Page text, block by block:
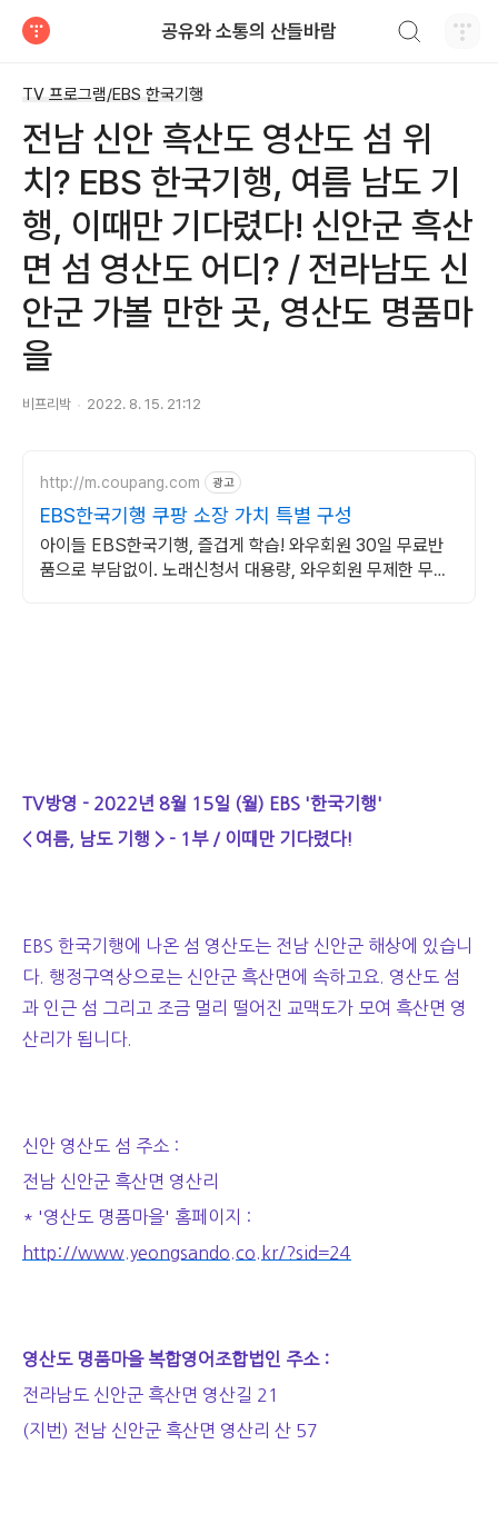
공유와 소통의 산들바람
TV 프로그램/EBS 한국기행
전남 신안 흑산도 영산도 섬 위
치? EBS 한국기행, 여름 남도 기
행, 이때만 기다렸다! 신안군 흑산
면 섬 영산도 어디? / 전라남도 신
안군 가볼 만한 곳, 영산도 명품마
을
비프리박 2022. 8. 15. 21:12
http://m.coupang.com 광고
EBS한국기행 쿠팡 소장 가치 특별 구성
아이들 EBS한국기행, 즐겁게 학습! 와우회원 30일 무료반
품으로 부담없이. 노래신청서 대용량, 와우회원 무제한 무료
TV방영 - 2022년 8월 15일 (월) EBS '한국기행'
< 여름, 남도 기행 > - 1부 / 이때만 기다렸다!
EBS 한국기행에 나온 섬 영산도는 전남 신안군 해상에 있습니
다. 행정구역상으로는 신안군 흑산면에 속하고요. 영산도 섬
과 인근 섬 그리고 조금 멀리 떨어진 교맥도가 모여 흑산면 영
산리가 됩니다.
신안 영산도 섬 주소 :
전남 신안군 흑산면 영산리
* '영산도 명품마을' 홈페이지 :
http://www.yeongsando.co.kr/?sid=24
영산도 명품마을 복합영어조합법인 주소 :
전라남도 신안군 흑산면 영산길 21
(지번) 전남 신안군 흑산면 영산리 산 57